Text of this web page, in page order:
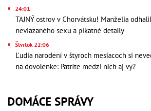
24:01
TAJNÝ ostrov v Chorvátsku! Manželia
neviazaného sexu a pikatné detaily
Štvrtok 22:06
Ľudia narodení v štyroch mesiacoch si
na dovolenke: Patríte medzi nich aj vy?
DOMÁCE SPRÁVY